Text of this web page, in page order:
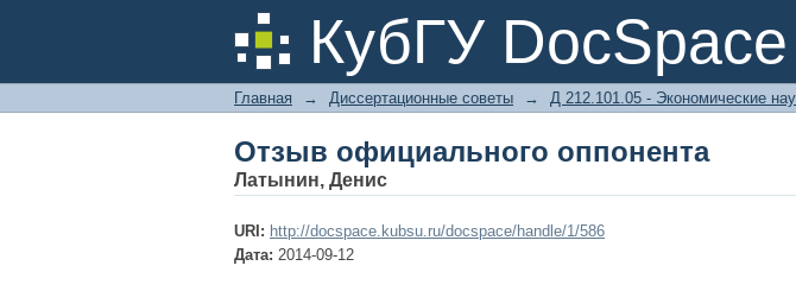
КубГУ DocSpace
Отзыв официального оппонента
Главная → Диссертационные советы → Д 212.101.05 - Экономические
Отзыв официального оппонента
Латынин, Денис
URI: http://docspace.kubsu.ru/docspace/handle/1/586
Дата: 2014-09-12